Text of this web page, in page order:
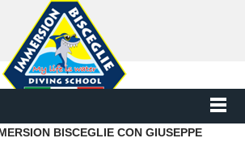
BISCEGLIE CON GIUSEPPE